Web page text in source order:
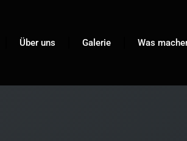
Über uns Galerie Was